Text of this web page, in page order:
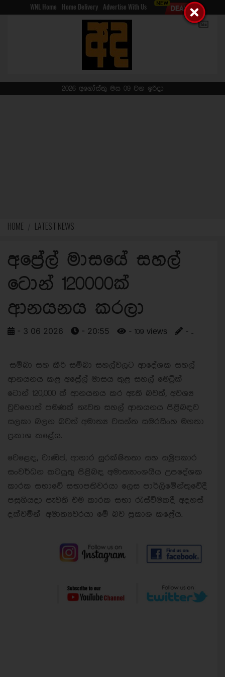
WNL Home Home Delivery Advertise With Us
2026 අගෝස්තු මස 09 වන ඉරිදා
HOME LATEST NEWS
අප්‍රේල් මාසයේ සහල්
ටොන් 120000ක්
ආනයනය කරලා
- 3 06 2026 - 20:55 - 109 views - ..
සම්බා සහ කීරි සම්බා සහල්වලට ආදේශක සහල්
‍ආනයනය කළ අප්‍රේල් මාසය තුළ සහල් මෙට්‍රික්
ටොන් 120,000 ක් ආනයනය කර ඇති බවත්, අවශ්‍ය
වුවහොත් පමණක් නැවත සහල් ආනයනය පිළිබඳව
සලකා බලන බවත් අමාත්‍ය වසන්ත සමරසිංහ මහතා
ප්‍රකාශ කළේය.
වෙළෙඳ, වාණිජ, ආහාර සුරක්ෂිතතා සහ සමූපකාර
සංවර්ධන කටයුතු පිළිබඳ අමාත්‍යාංශයීය උපදේශක
කාරක සභාවේ සභාපතිවරයා ලෙස පාර්ලිමේන්තුවේදී
පසුගියදා පැවති එම කාරක සභා රැස්වීමකදී අදහස්
දක්වමින් අමාත්‍යවරයා මේ බව ප්‍රකාශ කළේය.